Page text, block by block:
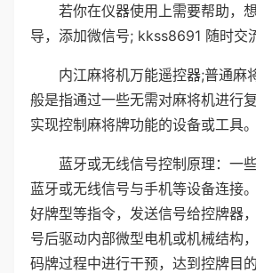
若你在仪器使用上需要帮助，
导，添加微信号; kkss8691 随时交
内江麻将机万能遥控器;普通麻
般是指通过一些无需对麻将机进行
实现控制麻将牌功能的设备或工具。
蓝牙或无线信号控制原理：一
蓝牙或无线信号与手机等设备连接
好牌型等指令，发送信号给控牌器
号后驱动内部微型电机或机械结构
码牌过程中进行干预，达到控牌目的